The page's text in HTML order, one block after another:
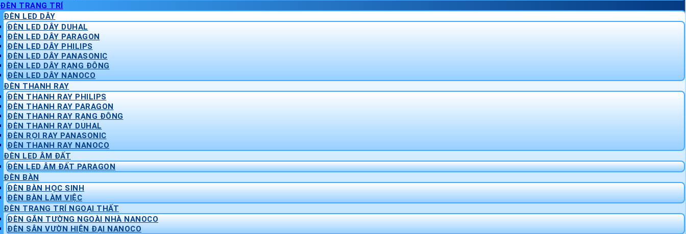
ĐÈN TRANG TRÍ
ĐÈN LED DÂY
ĐÈN LED DÂY DUHAL
ĐÈN LED DÂY PARAGON
ĐÈN LED DÂY PHILIPS
ĐÈN LED DÂY PANASONIC
ĐÈN LED DÂY RẠNG ĐÔNG
ĐÈN LED DÂY NANOCO
ĐÈN THANH RAY
ĐÈN THANH RAY PHILIPS
ĐÈN THANH RAY PARAGON
ĐÈN THANH RAY RẠNG ĐÔNG
ĐÈN THANH RAY DUHAL
ĐÈN RỌI RAY PANASONIC
ĐÈN THANH RAY NANOCO
ĐÈN LED ÂM ĐẤT
ĐÈN LED ÂM ĐẤT PARAGON
ĐÈN BÀN
ĐÈN BÀN HỌC SINH
ĐÈN BÀN LÀM VIỆC
ĐÈN TRANG TRÍ NGOẠI THẤT
ĐÈN GẮN TƯỜNG NGOÀI NHÀ NANOCO
ĐÈN SÂN VƯỜN HIỆN ĐẠI NANOCO